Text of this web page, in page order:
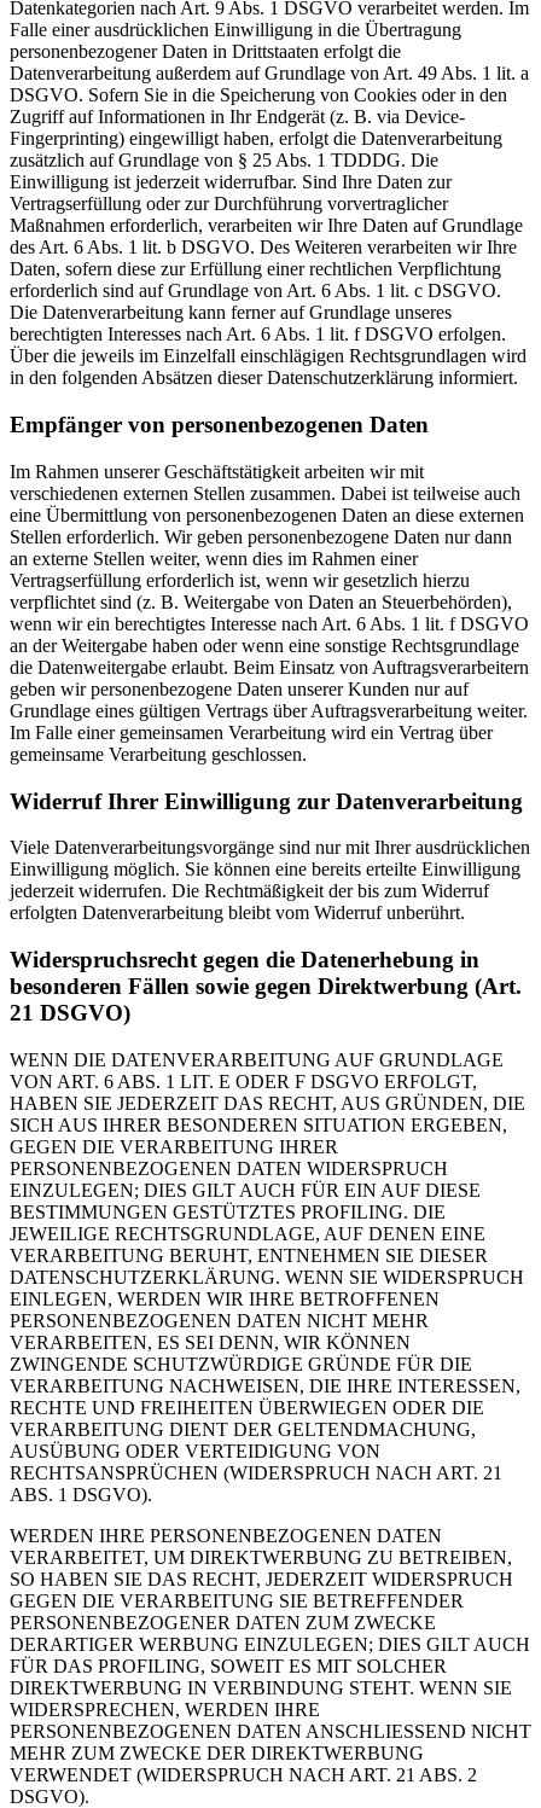
Datenkategorien nach Art. 9 Abs. 1 DSGVO verarbeitet werden. Im
Falle einer ausdrücklichen Einwilligung in die Übertragung
personenbezogener Daten in Drittstaaten erfolgt die
Datenverarbeitung außerdem auf Grundlage von Art. 49 Abs. 1 lit. a
DSGVO. Sofern Sie in die Speicherung von Cookies oder in den
Zugriff auf Informationen in Ihr Endgerät (z. B. via Device-
Fingerprinting) eingewilligt haben, erfolgt die Datenverarbeitung
zusätzlich auf Grundlage von § 25 Abs. 1 TDDDG. Die
Einwilligung ist jederzeit widerrufbar. Sind Ihre Daten zur
Vertragserfüllung oder zur Durchführung vorvertraglicher
Maßnahmen erforderlich, verarbeiten wir Ihre Daten auf Grundlage
des Art. 6 Abs. 1 lit. b DSGVO. Des Weiteren verarbeiten wir Ihre
Daten, sofern diese zur Erfüllung einer rechtlichen Verpflichtung
erforderlich sind auf Grundlage von Art. 6 Abs. 1 lit. c DSGVO.
Die Datenverarbeitung kann ferner auf Grundlage unseres
berechtigten Interesses nach Art. 6 Abs. 1 lit. f DSGVO erfolgen.
Über die jeweils im Einzelfall einschlägigen Rechtsgrundlagen wird
in den folgenden Absätzen dieser Datenschutzerklärung informiert.
Empfänger von personenbezogenen Daten
Im Rahmen unserer Geschäftstätigkeit arbeiten wir mit
verschiedenen externen Stellen zusammen. Dabei ist teilweise auch
eine Übermittlung von personenbezogenen Daten an diese externen
Stellen erforderlich. Wir geben personenbezogene Daten nur dann
an externe Stellen weiter, wenn dies im Rahmen einer
Vertragserfüllung erforderlich ist, wenn wir gesetzlich hierzu
verpflichtet sind (z. B. Weitergabe von Daten an Steuerbehörden),
wenn wir ein berechtigtes Interesse nach Art. 6 Abs. 1 lit. f DSGVO
an der Weitergabe haben oder wenn eine sonstige Rechtsgrundlage
die Datenweitergabe erlaubt. Beim Einsatz von Auftragsverarbeitern
geben wir personenbezogene Daten unserer Kunden nur auf
Grundlage eines gültigen Vertrags über Auftragsverarbeitung weiter.
Im Falle einer gemeinsamen Verarbeitung wird ein Vertrag über
gemeinsame Verarbeitung geschlossen.
Widerruf Ihrer Einwilligung zur Datenverarbeitung
Viele Datenverarbeitungsvorgänge sind nur mit Ihrer ausdrücklichen
Einwilligung möglich. Sie können eine bereits erteilte Einwilligung
jederzeit widerrufen. Die Rechtmäßigkeit der bis zum Widerruf
erfolgten Datenverarbeitung bleibt vom Widerruf unberührt.
Widerspruchsrecht gegen die Datenerhebung in
besonderen Fällen sowie gegen Direktwerbung (Art.
21 DSGVO)
WENN DIE DATENVERARBEITUNG AUF GRUNDLAGE
VON ART. 6 ABS. 1 LIT. E ODER F DSGVO ERFOLGT,
HABEN SIE JEDERZEIT DAS RECHT, AUS GRÜNDEN, DIE
SICH AUS IHRER BESONDEREN SITUATION ERGEBEN,
GEGEN DIE VERARBEITUNG IHRER
PERSONENBEZOGENEN DATEN WIDERSPRUCH
EINZULEGEN; DIES GILT AUCH FÜR EIN AUF DIESE
BESTIMMUNGEN GESTÜTZTES PROFILING. DIE
JEWEILIGE RECHTSGRUNDLAGE, AUF DENEN EINE
VERARBEITUNG BERUHT, ENTNEHMEN SIE DIESER
DATENSCHUTZERKLÄRUNG. WENN SIE WIDERSPRUCH
EINLEGEN, WERDEN WIR IHRE BETROFFENEN
PERSONENBEZOGENEN DATEN NICHT MEHR
VERARBEITEN, ES SEI DENN, WIR KÖNNEN
ZWINGENDE SCHUTZWÜRDIGE GRÜNDE FÜR DIE
VERARBEITUNG NACHWEISEN, DIE IHRE INTERESSEN,
RECHTE UND FREIHEITEN ÜBERWIEGEN ODER DIE
VERARBEITUNG DIENT DER GELTENDMACHUNG,
AUSÜBUNG ODER VERTEIDIGUNG VON
RECHTSANSPRÜCHEN (WIDERSPRUCH NACH ART. 21
ABS. 1 DSGVO).
WERDEN IHRE PERSONENBEZOGENEN DATEN
VERARBEITET, UM DIREKTWERBUNG ZU BETREIBEN,
SO HABEN SIE DAS RECHT, JEDERZEIT WIDERSPRUCH
GEGEN DIE VERARBEITUNG SIE BETREFFENDER
PERSONENBEZOGENER DATEN ZUM ZWECKE
DERARTIGER WERBUNG EINZULEGEN; DIES GILT AUCH
FÜR DAS PROFILING, SOWEIT ES MIT SOLCHER
DIREKTWERBUNG IN VERBINDUNG STEHT. WENN SIE
WIDERSPRECHEN, WERDEN IHRE
PERSONENBEZOGENEN DATEN ANSCHLIESSEND NICHT
MEHR ZUM ZWECKE DER DIREKTWERBUNG
VERWENDET (WIDERSPRUCH NACH ART. 21 ABS. 2
DSGVO).